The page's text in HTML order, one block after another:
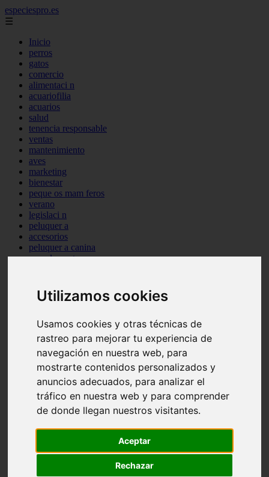
Utilizamos cookies
Usamos cookies y otras técnicas de
rastreo para mejorar tu experiencia de
navegación en nuestra web, para
mostrarte contenidos personalizados y
anuncios adecuados, para analizar el
tráfico en nuestra web y para comprender
de donde llegan nuestros visitantes.
Aceptar
Rechazar
especiespro.es
☰
Inicio
perros
gatos
comercio
alimentaci n
acuariofilia
acuarios
salud
tenencia responsable
ventas
mantenimiento
aves
marketing
bienestar
peque os mam feros
verano
legislaci n
peluquer a
accesorios
peluquer a canina
complementos
protagonistas
reptiles
adopci n
higiene
snacks
acuario
iberzoo propet
comercios
estanques
viajar
cr a
especies invasoras
agua